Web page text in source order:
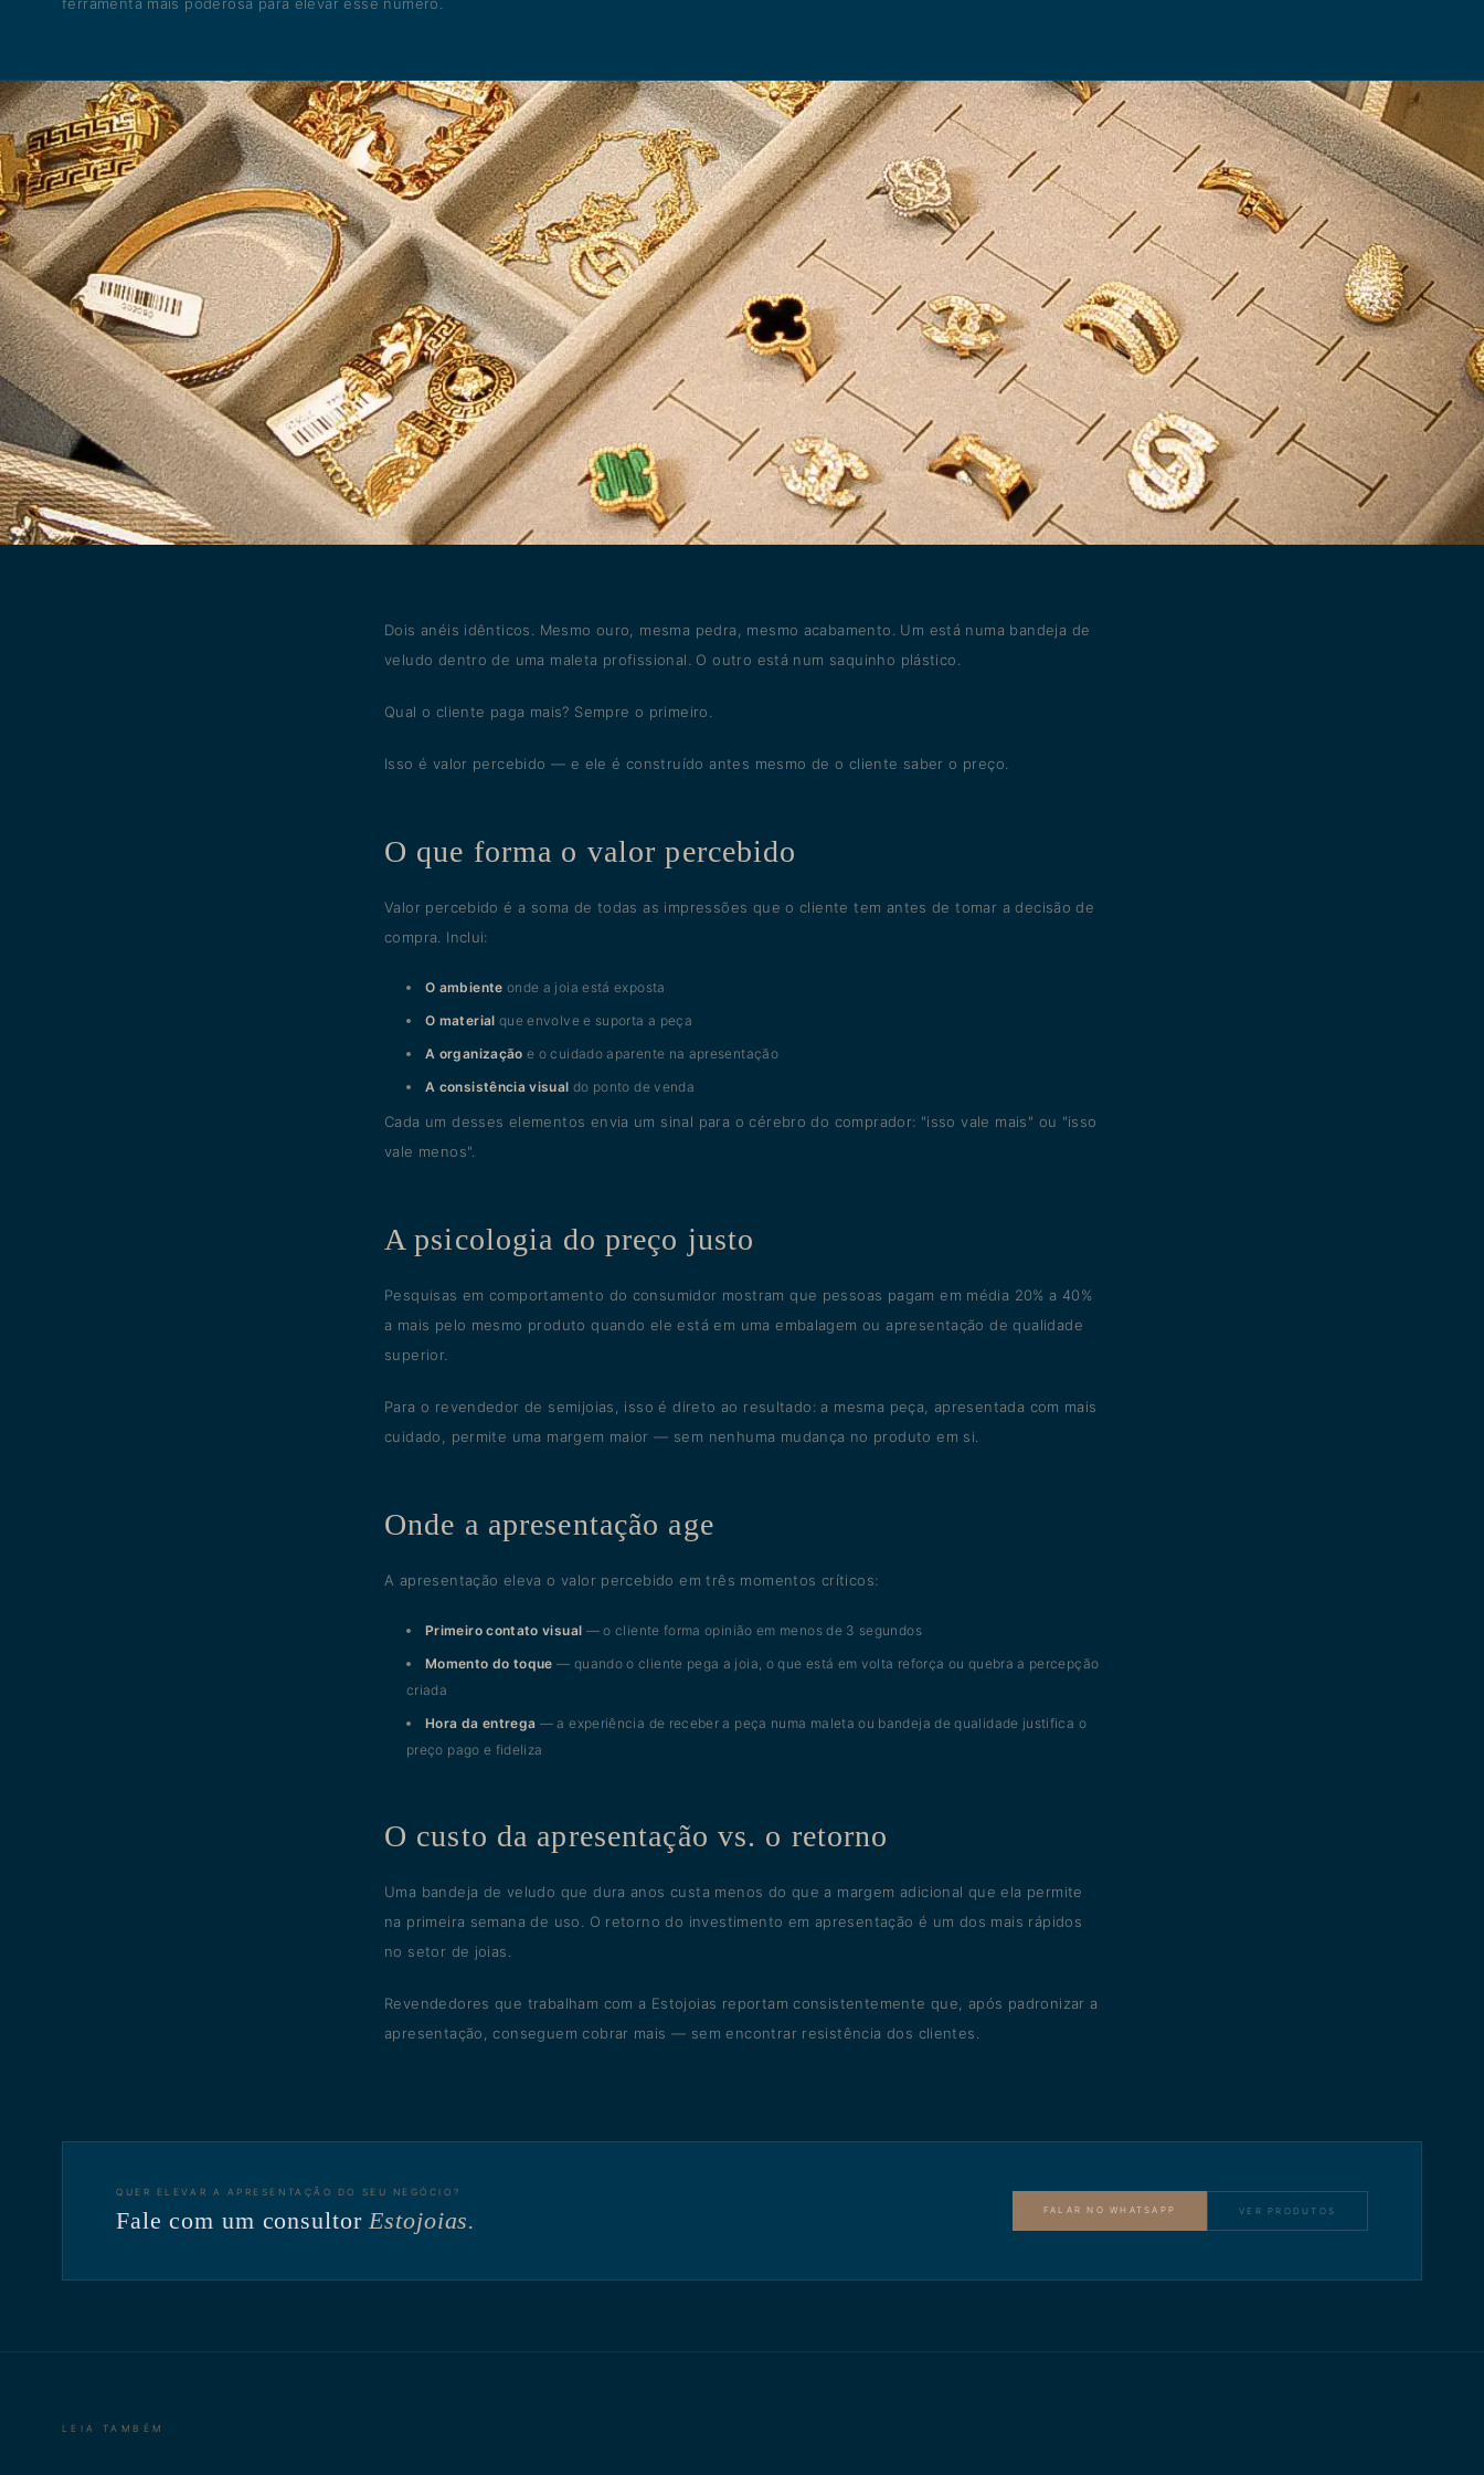
Dois anéis idênticos. Mesmo ouro, mesma pedra, mesmo acabamento. Um está numa bandeja de
veludo dentro de uma maleta profissional. O outro está num saquinho plástico.
Qual o cliente paga mais? Sempre o primeiro.
Isso é valor percebido — e ele é construído antes mesmo de o cliente saber o preço.
O que forma o valor percebido
Valor percebido é a soma de todas as impressões que o cliente tem antes de tomar a decisão de
compra. Inclui:
O ambiente onde a joia está exposta
O material que envolve e suporta a peça
A organização e o cuidado aparente na apresentação
A consistência visual do ponto de venda
Cada um desses elementos envia um sinal para o cérebro do comprador: "isso vale mais" ou "isso
vale menos".
A psicologia do preço justo
Pesquisas em comportamento do consumidor mostram que pessoas pagam em média 20% a 40%
a mais pelo mesmo produto quando ele está em uma embalagem ou apresentação de qualidade
superior.
Para o revendedor de semijoias, isso é direto ao resultado: a mesma peça, apresentada com mais
cuidado, permite uma margem maior — sem nenhuma mudança no produto em si.
Onde a apresentação age
A apresentação eleva o valor percebido em três momentos críticos:
Primeiro contato visual — o cliente forma opinião em menos de 3 segundos
Momento do toque — quando o cliente pega a joia, o que está em volta reforça ou quebra a percepção
criada
Hora da entrega — a experiência de receber a peça numa maleta ou bandeja de qualidade justifica o
preço pago e fideliza
O custo da apresentação vs. o retorno
Uma bandeja de veludo que dura anos custa menos do que a margem adicional que ela permite
na primeira semana de uso. O retorno do investimento em apresentação é um dos mais rápidos
no setor de joias.
Revendedores que trabalham com a Estojoias reportam consistentemente que, após padronizar a
apresentação, conseguem cobrar mais — sem encontrar resistência dos clientes.
QUER ELEVAR A APRESENTAÇÃO DO SEU NEGÓCIO?
Fale com um consultorEstojoias. FALAR NO WHATSAPP VER PRODUTOS
LEIA TAMBÉM